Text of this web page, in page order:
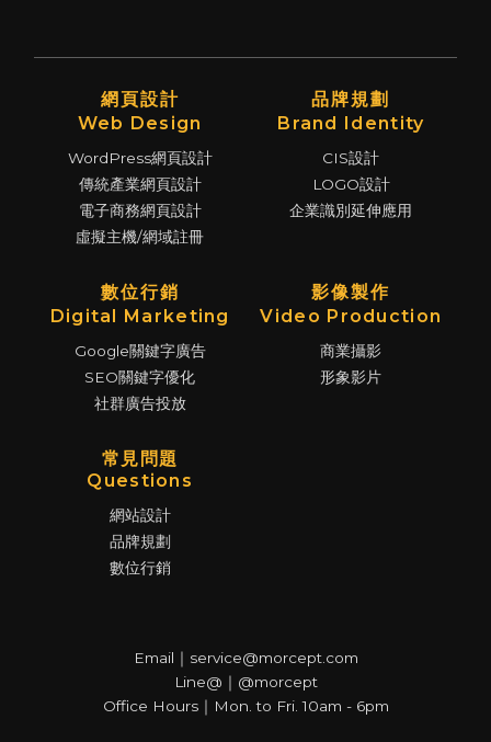
網頁設計
Web Design
WordPress網頁設計
傳統產業網頁設計
電子商務網頁設計
虛擬主機/網域註冊
品牌規劃
Brand Identity
CIS設計
LOGO設計
企業識別延伸應用
數位行銷
Digital Marketing
Google關鍵字廣告
SEO關鍵字優化
社群廣告投放
影像製作
Video Production
商業攝影
形象影片
常見問題
Questions
網站設計
品牌規劃
數位行銷
Email｜service@morcept.com
Line@｜@morcept
Office Hours｜Mon. to Fri. 10am - 6pm